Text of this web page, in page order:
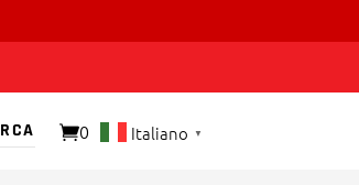
0 Italiano ▼